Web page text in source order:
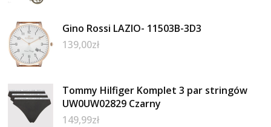
Gino Rossi LAZIO- 11503B-3D3
139,00zł
Tommy Hilfiger Komplet 3 par stringów
UW0UW02829 Czarny
149,99zł